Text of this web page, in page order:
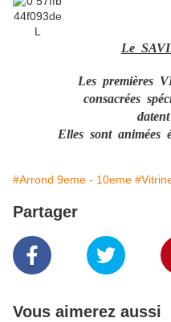
Le
Les premières
consacrées
Elles sont animées
#Arrond 9eme - 10eme
Partager
Vous aimerez aussi